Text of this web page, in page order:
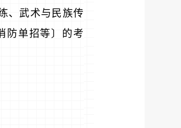
、武术与民族传
防单招等〕的考